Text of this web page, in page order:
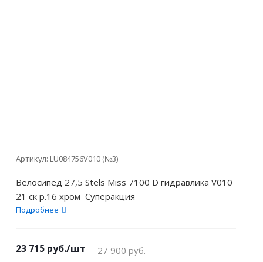
Артикул: LU084756V010 (№3)
Велосипед 27,5 Stels Miss 7100 D гидравлика V010
21 ск р.16 хром Суперакция
Подробнее
23 715 руб./шт 27 900руб.